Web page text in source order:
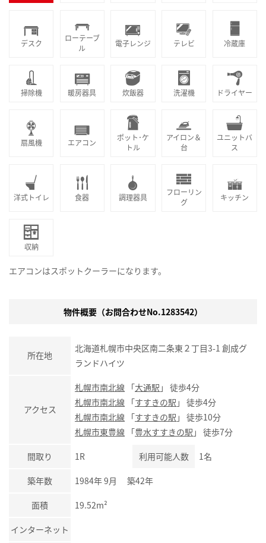
デスク
ローテーブ
ル
電子レンジ テレビ 冷蔵庫
掃除機 暖房器具 炊飯器 洗濯機 ドライヤー
扇風機 エアコン
ポット･ケ
トル
アイロン＆
台
ユニットバ
ス
洋式トイレ 食器 調理器具
フローリン
グ
キッチン
収納
エアコンはスポットクーラーになります。
物件概要（お問合わせNo.1283542）
所在地
北海道札幌市中央区南二条東２丁目3-1 創成グ
ランドハイツ
アクセス
札幌市南北線 「大通駅 」 徒歩4分
札幌市南北線 「すすきの駅 」 徒歩4分
札幌市南北線 「すすきの駅 」 徒歩10分
札幌市東豊線 「豊水すすきの駅 」 徒歩7分
間取り 1R 利用可能人数 1名
築年数 1984年 9月 築42年
面積 19.52m²
インターネット